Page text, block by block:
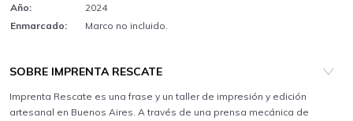
Año:
2024
Enmarcado:
Marco no incluido.
SOBRE IMPRENTA RESCATE
Imprenta Rescate es una frase y un taller de impresión y edición
artesanal en Buenos Aires. A través de una prensa mecánica de